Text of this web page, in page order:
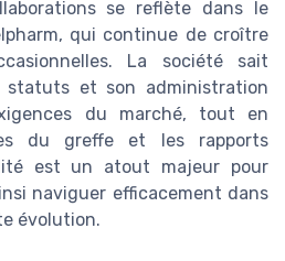
se reflète dans le
qui continue de croître
La société sait
statuts et son administration
du marché, tout en
du greffe et les rapports
est un atout majeur pour
naviguer efficacement dans
évolution.